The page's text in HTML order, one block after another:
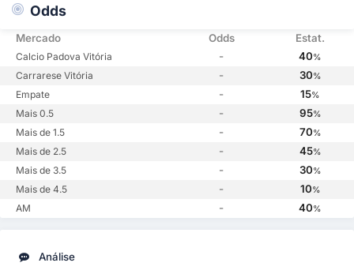
Odds
Mercado Odds Estat.
Calcio Padova Vitória - 40%
Carrarese Vitória - 30%
Empate - 15%
Mais 0.5 - 95%
Mais de 1.5 - 70%
Mais de 2.5 - 45%
Mais de 3.5 - 30%
Mais de 4.5 - 10%
AM - 40%
Análise